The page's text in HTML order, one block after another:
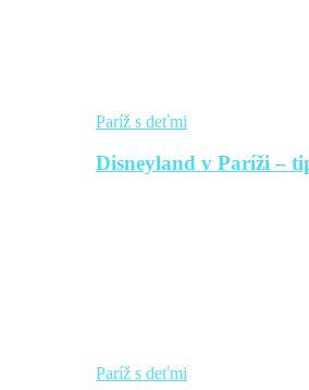
Paríž s deťmi
Disneyland v Paríži –
Paríž s deťmi